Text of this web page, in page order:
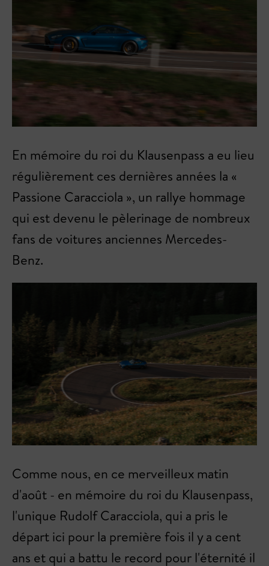
En mémoire du roi du Klausenpass a eu lieu
régulièrement ces dernières années la «
Passione Caracciola », un rallye hommage
qui est devenu le pèlerinage de nombreux
fans de voitures anciennes Mercedes-
Benz.
Comme nous, en ce merveilleux matin
d'août - en mémoire du roi du Klausenpass,
l'unique Rudolf Caracciola, qui a pris le
départ ici pour la première fois il y a cent
ans et qui a battu le record pour l'éternité il